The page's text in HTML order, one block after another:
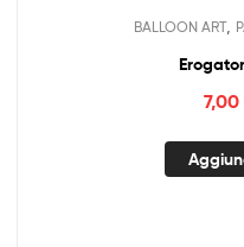
BALLOON ART,
7,00